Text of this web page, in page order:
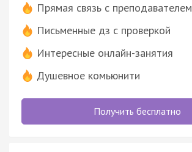
Прямая связь с преподавателем
Письменные дз с проверкой
Интересные онлайн-занятия
Душевное комьюнити
Получить бесплатно